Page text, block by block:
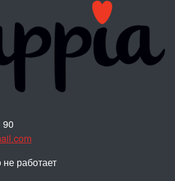
90
работает